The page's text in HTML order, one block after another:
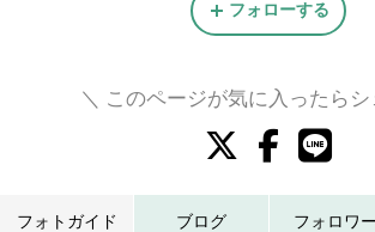
フォローする
＼ このページが気に入ったらシ
フォトガイド ブログ フォロワー